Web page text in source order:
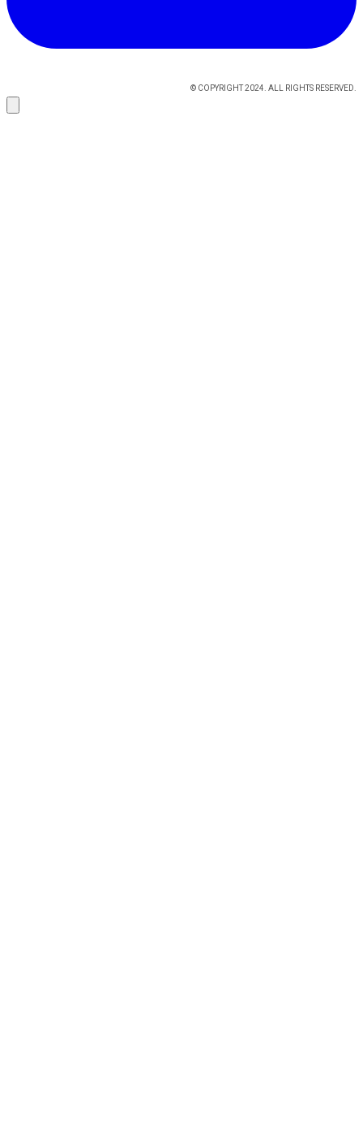
© COPYRIGHT 2024. ALL RIGHTS RESERVED.